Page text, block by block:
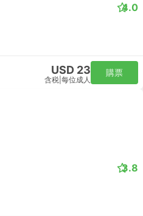
4.0
USD 23
含税 每位成人
購票
3.8